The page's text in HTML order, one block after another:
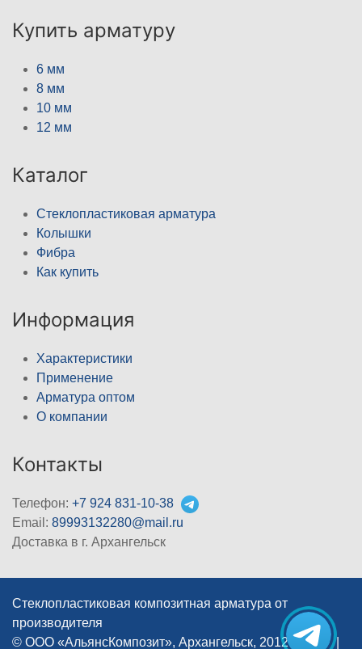
Купить арматуру
6 мм
8 мм
10 мм
12 мм
Каталог
Стеклопластиковая арматура
Колышки
Фибра
Как купить
Информация
Характеристики
Применение
Арматура оптом
О компании
Контакты
Телефон: +7 924 831-10-38
Email: 89993132280@mail.ru
Доставка в г. Архангельск
Стеклопластиковая композитная арматура от
производителя
© ООО «АльянсКомпозит», Архангельск, 2012–2026
|